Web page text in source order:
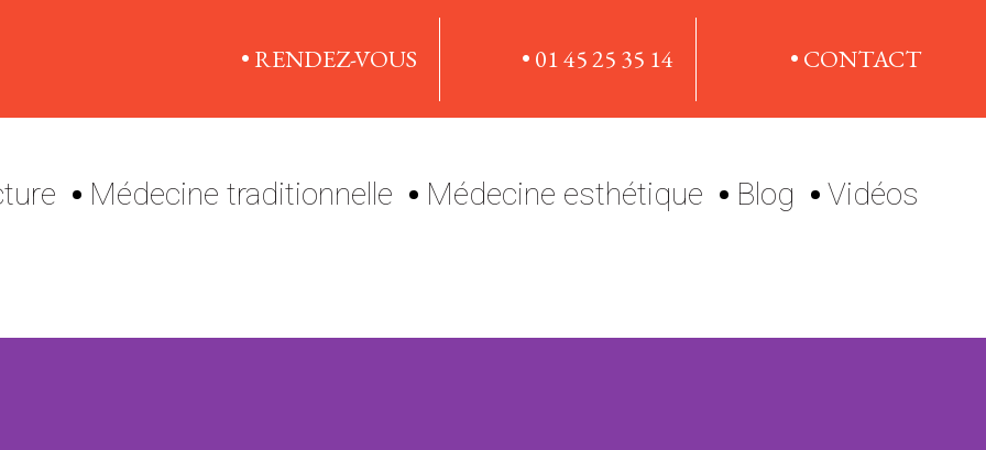
• RENDEZ-VOUS • 01 45 25 35 14 • CONTACT
Médecine traditionnelle Médecine esthétique Blog Vidéos